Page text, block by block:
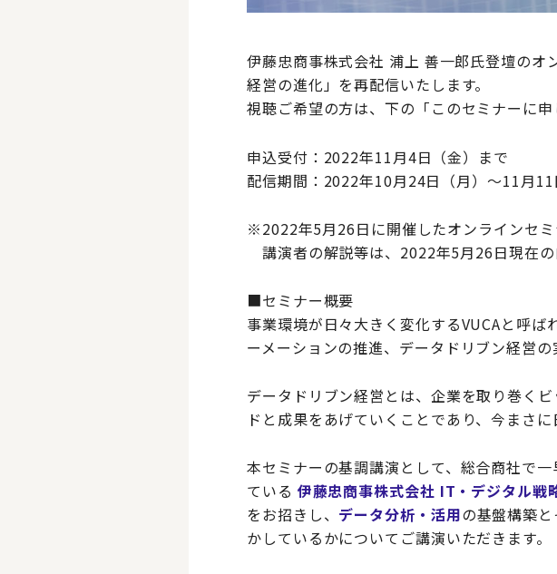
伊藤忠商事株式会社 浦上 善一郎氏登壇のオ
経営の進化」を再配信いたします。
視聴ご希望の方は、下の「このセミナーに
申込受付：2022年11月4日（金）まで
配信期間：2022年10月24日（月）～11月11
※2022年5月26日に開催したオンラインセミ
講演者の解説等は、2022年5月26日現在の
■セミナー概要
事業環境が日々大きく変化するVUCAと呼
ーメーションの推進、データドリブン経営の
データドリブン経営とは、企業を取り巻く
ドと成果をあげていくことであり、今まさ
本セミナーの基調講演として、総合商社で
ている 伊藤忠商事株式会社 IT・デジタル戦
をお招きし、 データ分析・活用の基盤構築
かしているかについてご講演いただきます。